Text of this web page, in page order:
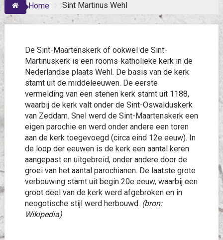
Home Sint Martinus Wehl
De Sint-Maartenskerk of ookwel de Sint-
Martinuskerk is een rooms-katholieke kerk in de
Nederlandse plaats Wehl. De basis van de kerk
stamt uit de middeleeuwen. De eerste
vermelding van een stenen kerk stamt uit 1188,
waarbij de kerk valt onder de Sint-Oswalduskerk
van Zeddam. Snel werd de Sint-Maartenskerk een
eigen parochie en werd onder andere een toren
aan de kerk toegevoegd (circa eind 12e eeuw). In
de loop der eeuwen is de kerk een aantal keren
aangepast en uitgebreid, onder andere door de
groei van het aantal parochianen. De laatste grote
verbouwing stamt uit begin 20e eeuw, waarbij een
groot deel van de kerk werd afgebroken en in
neogotische stijl werd herbouwd. (bron:
Wikipedia)